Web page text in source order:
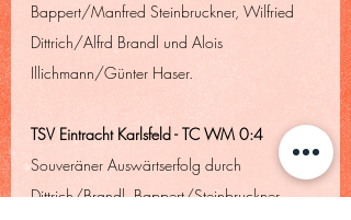
Bappert/Manfred Steinbruckner, Wilfried
Dittrich/Alfrd Brandl und Alois
Illichmann/Günter Haser.
TSV Eintracht Karlsfeld - TC WM 0:4
Souveräner Auswärtserfolg durch
Dittrich/Brandl, Bappert/Steinbruckner,